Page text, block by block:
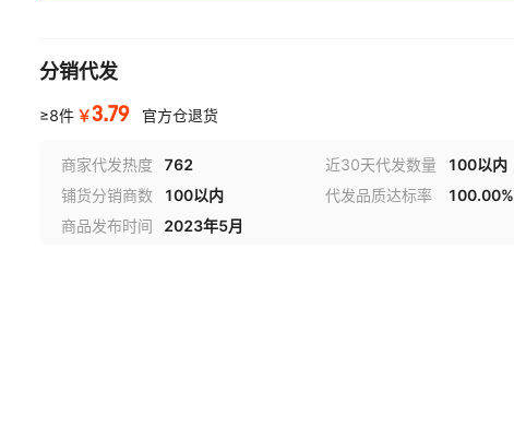
分销代发
≥8件 ￥3.79 官方仓退货
商家代发热度 762 近30天代发数量 100以内
铺货分销商数
100以内 代发品质达标率 100.00%
商品发布时间
2023年5月